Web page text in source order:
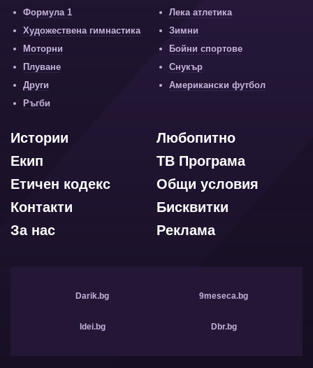
Формула 1
Лека атлетика
Художествена гимнастика
Зимни
Моторни
Бойни спортове
Плуване
Снукър
Други
Американски футбол
Ръгби
Любопитно
Истории
ТВ Програма
Екип
Общи условия
Етичен кодекс
Бисквитки
Контакти
Реклама
За нас
Darik.bg 9meseca.bg
Idei.bg Dbr.bg